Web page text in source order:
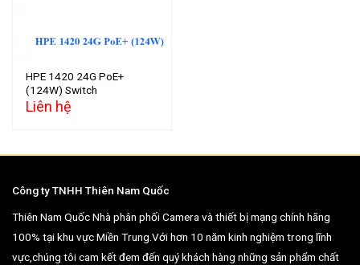
HPE 1420 24G PoE+
(124W) Switch
Liên hệ
Công ty TNHH Thiên Nam Quốc
Thiên Nam Quốc Nhà phân phối Camera và thiết bị mạng chính hãng
100% tại khu vực Miền Trung.Với hơn 10 năm kinh nghiệm trong lĩnh
vực,chúng tôi cam kết đem đến quý khách hàng những sản phẩm chất